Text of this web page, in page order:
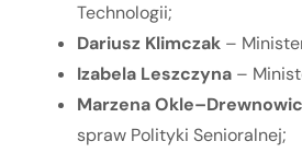
Technologii;
Dariusz Klimczak –
Izabela Leszczyna –
Marzena
spraw Polityki Senioralnej;